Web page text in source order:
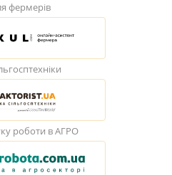
фермерів
роботи в АГРО